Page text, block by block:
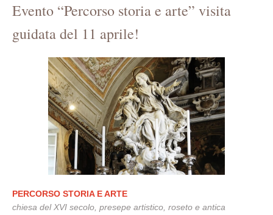
Evento “Percorso storia e arte” visita
guidata del 11 aprile!
PERCORSO STORIA E ARTE
chiesa del XVI secolo, presepe artistico, roseto e antica